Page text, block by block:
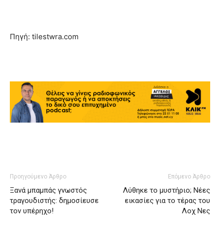
Πηγή: tilestwra.com
Προηγούμενο Άρθρο
Ξανά μπαμπάς γνωστός
τραγουδιστής: δημοσίευσε
τον υπέρηχο!
Επόμενο Άρθρο
Λύθηκε το μυστήριο; Νέες
εικασίες για το τέρας του
Λοχ Νες